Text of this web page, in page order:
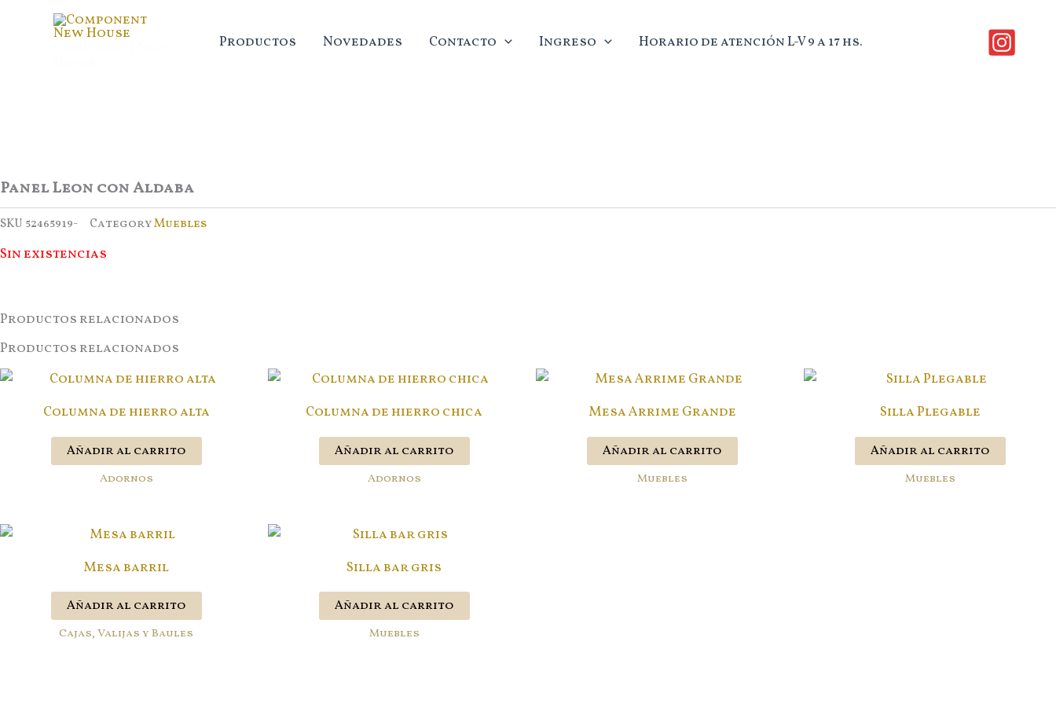
Productos Novedades Contacto Ingreso Horario de atención L-V 9 a 17 hs.
Panel Leon con Aldaba
SKU 52465919- CategoryMuebles
Sin existencias
Productos relacionados
Productos relacionados
Columna de hierro alta
Añadir al carrito
Adornos
Columna de hierro chica
Añadir al carrito
Adornos
Mesa Arrime Grande
Añadir al carrito
Muebles
Silla Plegable
Añadir al carrito
Muebles
Mesa barril
Añadir al carrito
Cajas, Valijas y Baules
Silla bar gris
Añadir al carrito
Muebles